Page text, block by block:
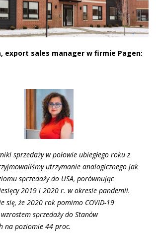
export sales manager w firmie Pagen:
sprzedaży w połowie ubiegłego roku z
utrzymanie analogicznego jak
sprzedaży do USA, porównując
2019 i 2020 r. w okresie pandemii.
się, że 2020 rok pomimo COVID-19
sprzedaży do Stanów
na poziomie 44 proc.